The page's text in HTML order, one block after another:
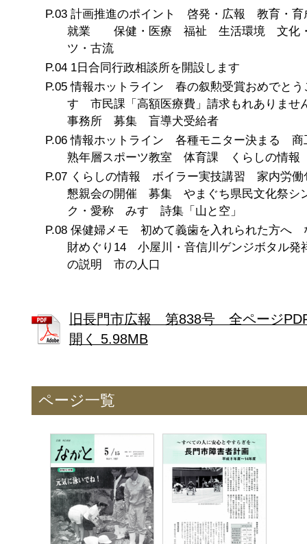
計画推進のポイント 啓発・広報 教育・
就業 保健・医療 福祉 生活環境 文化
ツ・古流
1日合同行政相談所を開設します
情報ホットライン 春の叙勲受賞おめでとう
す 市民課「高額医療費」請求もれありま
事務所 募集 盲導犬受給者
情報ホットライン 各種モニター決まる
熟年層スポーツ教室 体育課 くらしの情報
くらしの情報 ボイラー実技講習 家内労
懇親会の開催 募集 やまぐち県民文化祭シ
ク・愛称 みすゞ詩集「山と空」
保健婦メモ 初めて義歯を入れられた方へ
財めぐり14 小屋川・音信川ゲンジボタル
の説明 市の人口
旧長門市広報 第838号 全ページ
開く 5.98MB
ページ一覧